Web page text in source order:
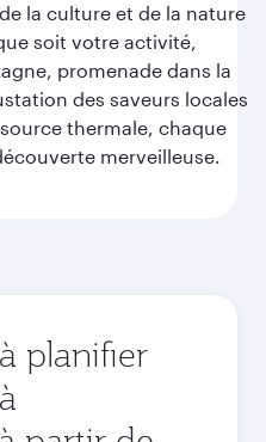
la culture et de la nature
soit votre activité,
promenade dans la
des saveurs locales
thermale, chaque
merveilleuse.
planifier